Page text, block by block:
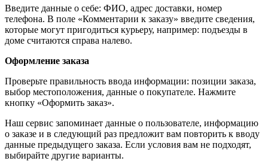
Введите данные о себе: ФИО, адрес доставки, номер
телефона. В поле «Комментарии к заказу» введите сведения,
которые могут пригодиться курьеру, например: подъезды в
доме считаются справа налево.
Оформление заказа
Проверьте правильность ввода информации: позиции заказа,
выбор местоположения, данные о покупателе. Нажмите
кнопку «Оформить заказ».
Наш сервис запоминает данные о пользователе, информацию
о заказе и в следующий раз предложит вам повторить к вводу
данные предыдущего заказа. Если условия вам не подходят,
выбирайте другие варианты.